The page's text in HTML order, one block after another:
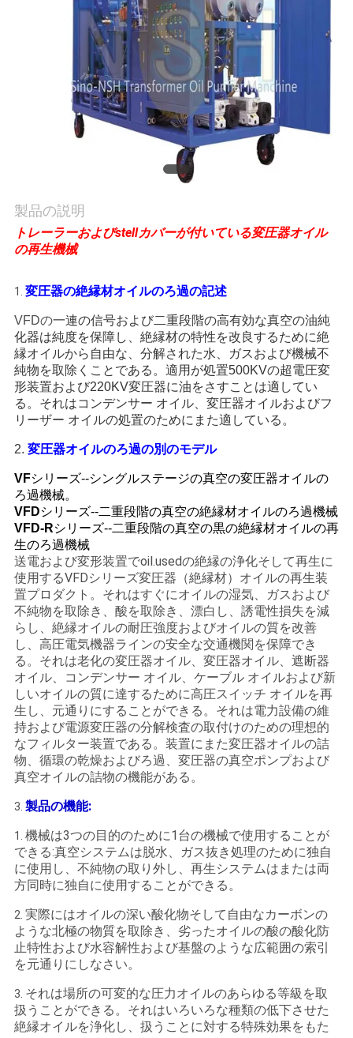
に
連
絡
し
な
さ
い
ニ
ュ
ー
ス
引
用
を
要
求
し
な
さ
い
図
PRIVACY
POLICY
製品の説明
トレーラーおよびstellカバーが付いている変圧器オイル
の再生機械
1. 変圧器の絶縁材オイルのろ過の記述
VFDの一連の信号および二重段階の高有効な真空の油純
化器は純度を保障し、絶縁材の特性を改良するために絶
縁オイルから自由な、分解された水、ガスおよび機械不
純物を取除くことである。適用が処置500KVの超電圧変
形装置および220KV変圧器に油をさすことは適してい
る。それはコンデンサー オイル、変圧器オイルおよびフ
リーザー オイルの処置のためにまた適している。
2. 変圧器オイルのろ過の別のモデル
VFシリーズ--シングルステージの真空の変圧器オイルの
ろ過機械。
VFDシリーズ--二重段階の真空の絶縁材オイルのろ過機械
VFD-Rシリーズ--二重段階の真空の黒の絶縁材オイルの再
生のろ過機械
送電および変形装置でoil.usedの絶縁の浄化そして再生に
使用するVFDシリーズ変圧器（絶縁材）オイルの再生装
置プロダクト。それはすぐにオイルの湿気、ガスおよび
不純物を取除き、酸を取除き、漂白し、誘電性損失を減
らし、絶縁オイルの耐圧強度およびオイルの質を改善
し、高圧電気機器ラインの安全な交通機関を保障でき
る。それは老化の変圧器オイル、変圧器オイル、遮断器
オイル、コンデンサー オイル、ケーブル オイルおよび新
しいオイルの質に達するために高圧スイッチ オイルを再
生し、元通りにすることができる。それは電力設備の維
持および電源変圧器の分解検査の取付けのための理想的
なフィルター装置である。装置にまた変圧器オイルの詰
物、循環の乾燥およびろ過、変圧器の真空ポンプおよび
真空オイルの詰物の機能がある。
3. 製品の機能:
1. 機械は3つの目的のために1台の機械で使用することが
できる:真空システムは脱水、ガス抜き処理のために独自
に使用し、不純物の取り外し、再生システムはまたは両
方同時に独自に使用することができる。
2. 実際にはオイルの深い酸化物そして自由なカーボンの
ような北極の物質を取除き、劣ったオイルの酸の酸化防
止特性および水容解性および基盤のような広範囲の索引
を元通りにしなさい。
3. それは場所の可変的な圧力オイルのあらゆる等級を取
扱うことができる。それはいろいろな種類の低下させた
絶縁オイルを浄化し、扱うことに対する特殊効果をもた